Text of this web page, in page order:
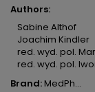
Authors:
Sabine Althof
Joachim Kindler
red. wyd. pol.
red. wyd. pol.
Brand:MedPh...